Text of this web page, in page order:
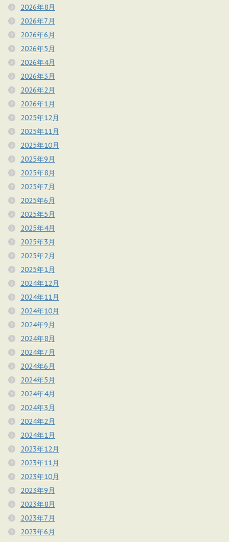
2026年8月
2026年7月
2026年6月
2026年5月
2026年4月
2026年3月
2026年2月
2026年1月
2025年12月
2025年11月
2025年10月
2025年9月
2025年8月
2025年7月
2025年6月
2025年5月
2025年4月
2025年3月
2025年2月
2025年1月
2024年12月
2024年11月
2024年10月
2024年9月
2024年8月
2024年7月
2024年6月
2024年5月
2024年4月
2024年3月
2024年2月
2024年1月
2023年12月
2023年11月
2023年10月
2023年9月
2023年8月
2023年7月
2023年6月